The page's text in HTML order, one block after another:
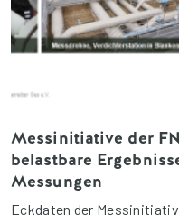
Messinitiative der
belastbare
Messungen
Eckdaten der